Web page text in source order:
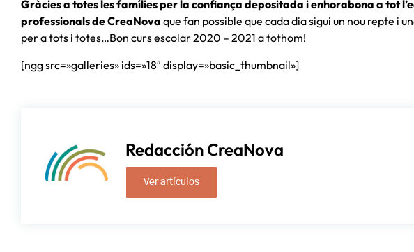
Gràcies a totes les famílies per la confiança depositada i enhorabona a tot
professionals de CreaNova que fan possible que cada dia sigui un nou repte i
per a tots i totes…Bon curs escolar 2020 – 2021 a tothom!
[ngg src=»galleries» ids=»18″ display=»basic_thumbnail»]
Redacción CreaNova
Ver artículos